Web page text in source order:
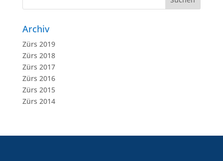
Archiv
Zürs 2019
Zürs 2018
Zürs 2017
Zürs 2016
Zürs 2015
Zürs 2014